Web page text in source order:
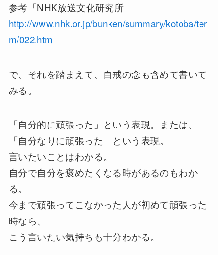
参考「NHK放送文化研究所」
http://www.nhk.or.jp/bunken/summary/kotoba/ter
m/022.html
で、それを踏まえて、自戒の念も含めて書いて
みる。
「自分的に頑張った」という表現。または、
「自分なりに頑張った」という表現。
言いたいことはわかる。
自分で自分を褒めたくなる時があるのもわか
る。
今まで頑張ってこなかった人が初めて頑張った
時なら、
こう言いたい気持ちも十分わかる。